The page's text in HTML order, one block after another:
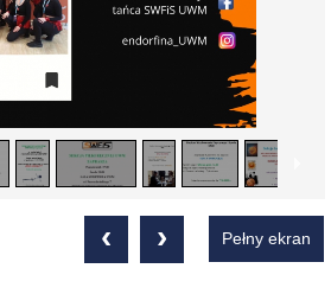
‹ › Pełny ekran